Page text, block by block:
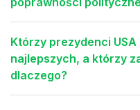
Którzy prezydenci USA
najlepszych, a którzy
dlaczego?